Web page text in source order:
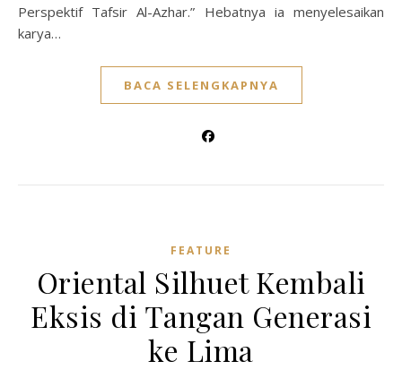
Perspektif Tafsir Al-Azhar.” Hebatnya ia menyelesaikan
karya…
BACA SELENGKAPNYA
FEATURE
Oriental Silhuet Kembali
Eksis di Tangan Generasi
ke Lima